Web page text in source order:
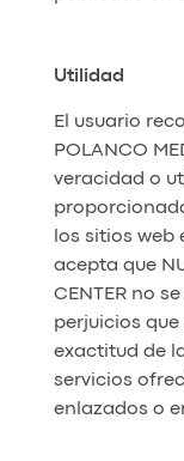
Utilidad
El usuario
POLANCO
veracidad o
los sitios web
acepta que
CENTER no
perjuicios
exactitud de
servicios
enlazados o